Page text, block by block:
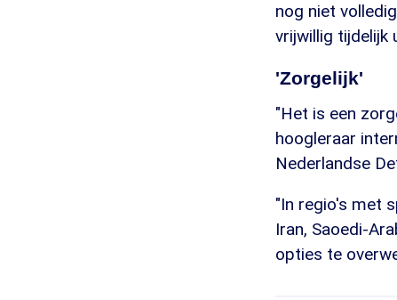
nog niet
vrijwillig tijdelijk
'Zorgelijk'
"Het is een
hoogleraar
Nederlandse
"In regio's met
Iran, Saoedi-
opties te